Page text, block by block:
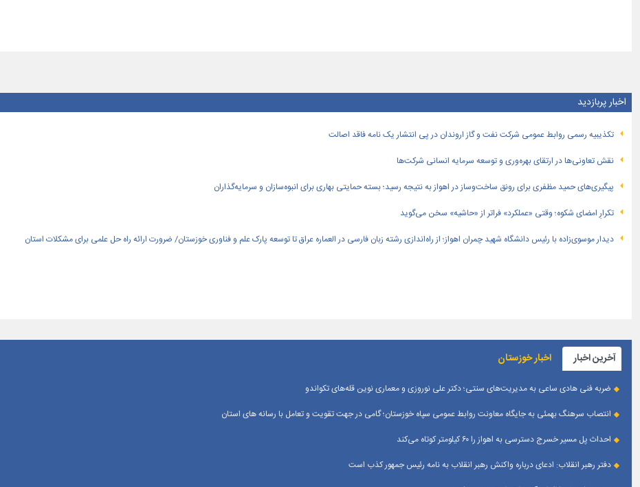
اخبار پربازدید
تكذیبیه رسمی روابط عمومی شركت نفت و گاز اروندان در پی انتشار یک نامه فاقد اصالت
نقش تعاونی‌ها در ارتقای بهره‌وری و توسعه سرمایه انسانی شرکت‌ها
پیگیری‌های حمید مظفری برای رونق ساخت‌وساز در اهواز به نتیجه رسید؛ بسته حمایتی بهاری برای انبوه‌سازان و سرمایه‌گذاران
تکرارِ امضای شکوه؛ وقتی «عملکرد» فراتر از «حاشیه» سخن می‌گوید
دیدار موسوی‌زاده با رئیس دانشگاه شهید چمران اهواز؛ از راه‌اندازی رشته زبان فارسی در العماره عراق تا توسعه پارک علم و فناوری خوزستان/ ضرورت ارائه راه حل علمی برای مشکلات استان
آخرین اخبار اخبار خوزستان
ضربه فنی هادی ساعی به مدیریت‌های سنتی؛ دکتر علی نوروزی و معماری نوین قله‌های تکواندو
انتصاب سرهنگ بهمئی به جایگاه معاونت روابط عمومی سپاه خوزستان؛ گامی در جهت تقویت و تعامل با رسانه‌ های استان
احداث پل مسیر خسرج دسترسی به اهواز را ۶۰ کیلومتر کوتاه می‌کند
دفتر رهبر انقلاب: ادعای درباره واکنش رهبر انقلاب به نامه رئیس جمهور کذب است